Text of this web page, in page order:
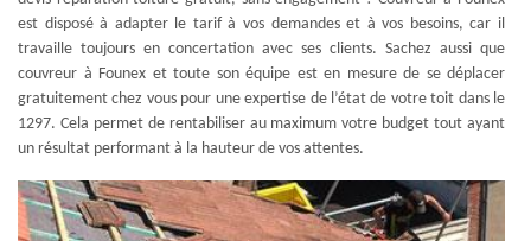
est disposé à adapter le tarif à vos demandes et à vos besoins, car il
travaille toujours en concertation avec ses clients. Sachez aussi que
couvreur à Founex et toute son équipe est en mesure de se déplacer
gratuitement chez vous pour une expertise de l’état de votre toit dans le
1297. Cela permet de rentabiliser au maximum votre budget tout ayant
un résultat performant à la hauteur de vos attentes.